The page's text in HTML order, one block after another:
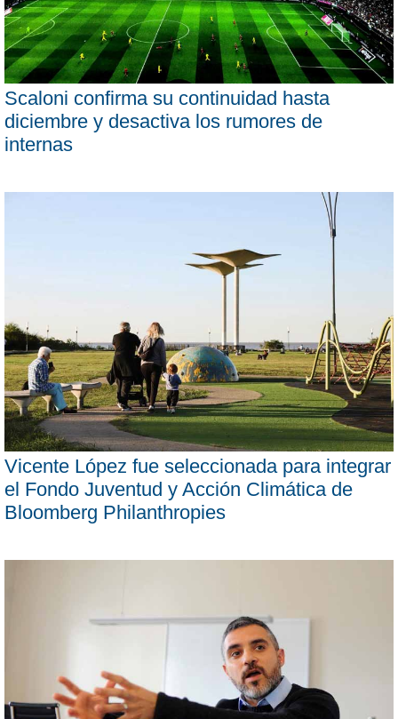
Scaloni confirma su continuidad hasta
diciembre y desactiva los rumores de
internas
Vicente López fue seleccionada para integrar
el Fondo Juventud y Acción Climática de
Bloomberg Philanthropies